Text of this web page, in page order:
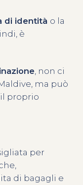
di identità o la
è
, non ci
ma può
proprio
per
di bagagli e